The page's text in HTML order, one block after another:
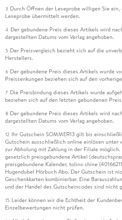
3 Durch Öffnen der Leseprobe willigen Sie ein,
Leseprobe übermittelt werden.
4 Der gebundene Preis dieses Artikels wird
dargestellten Datums vom Verlag angehoben.
5 Der Preisvergleich bezieht sich auf die
Herstellers.
6 Der gebundene Preis dieses Artikels wurde
Preissenkungen beziehen sich auf den
7 Die Preisbindung dieses Artikels wurde
beziehen sich auf den letzten gebundenen Preis.
8 Der gebundene Preis dieses Artikels wird
dargestellten Datums vom Verlag angehoben.
12 Ihr Gutschein SOMMER13 gilt bis
Gutschein ausschließlich online einlösen unter
zur Abholung mit Zahlung in der Filiale
gesetzlich preisgebundene Artikel
preisgebundene Kalender, tolino shine
Hugendubel Hörbuch Abo. Der Gutschein ist
Geschenkkarten kombinierbar. Eine
und der Handel des Gutscheincodes sind nicht
15 Leider können wir die Echtheit der
Einzelbewertungen nicht prüfen.